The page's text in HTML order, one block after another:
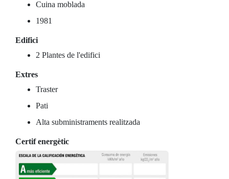
Cuina moblada
1981
Edifici
2 Plantes de l'edifici
Extres
Traster
Pati
Alta subministraments realitzada
Certif energètic